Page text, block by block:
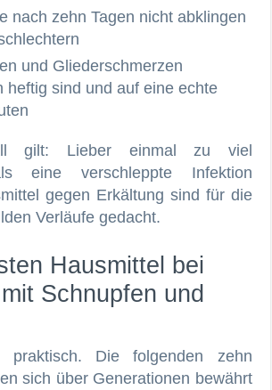
nach zehn Tagen nicht abklingen
und Gliederschmerzen
heftig sind und auf eine echte
gilt: Lieber einmal zu viel
eine verschleppte Infektion
gegen Erkältung sind für die
Verläufe gedacht.
Hausmittel bei
Schnupfen und
Die folgenden zehn
sich über Generationen bewährt